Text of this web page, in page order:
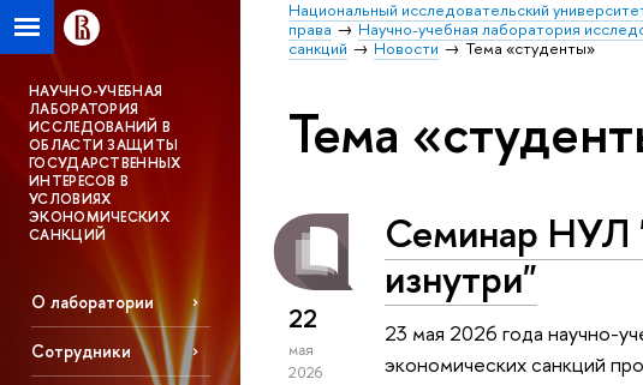
Национальный исследовательский
права
Научно-учебная лаборатория
санкций
Новости Тема «студенты»
НАУЧНО-УЧЕБНАЯ
ЛАБОРАТОРИЯ
ИССЛЕДОВАНИЙ В
ОБЛАСТИ ЗАЩИТЫ
ГОСУДАРСТВЕННЫХ
ИНТЕРЕСОВ В
УСЛОВИЯХ
ЭКОНОМИЧЕСКИХ
САНКЦИЙ
О лаборатории
Сотрудники
Тема
22
мая
2026
Семинар НУЛ
изнутри"
23 мая 2026 года научно-
экономических санкций